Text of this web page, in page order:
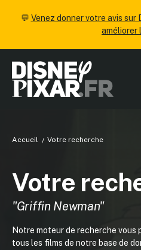
💬 Venez donner votre avis sur
améliorer
Accueil Votre recherche
Votre
"Griffin Newman"
Notre moteur de recherche vous
tous les films de notre base de